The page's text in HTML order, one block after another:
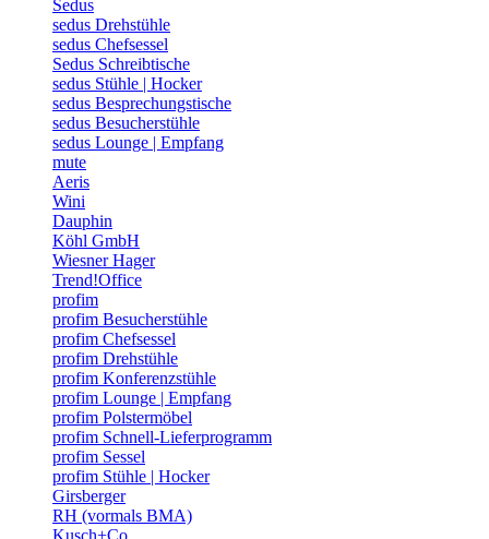
Sedus
sedus Drehstühle
sedus Chefsessel
Sedus Schreibtische
sedus Stühle | Hocker
sedus Besprechungstische
sedus Besucherstühle
sedus Lounge | Empfang
mute
Aeris
Wini
Dauphin
Köhl GmbH
Wiesner Hager
Trend!Office
profim
profim Besucherstühle
profim Chefsessel
profim Drehstühle
profim Konferenzstühle
profim Lounge | Empfang
profim Polstermöbel
profim Schnell-Lieferprogramm
profim Sessel
profim Stühle | Hocker
Girsberger
RH (vormals BMA)
Kusch+Co